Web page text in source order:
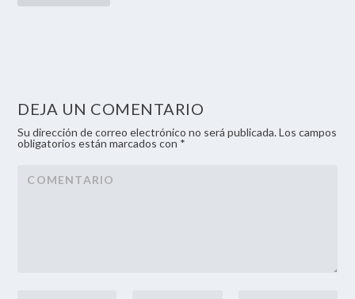
DEJA UN COMENTARIO
Su dirección de correo electrónico no será publicada. Los campos
obligatorios están marcados con *